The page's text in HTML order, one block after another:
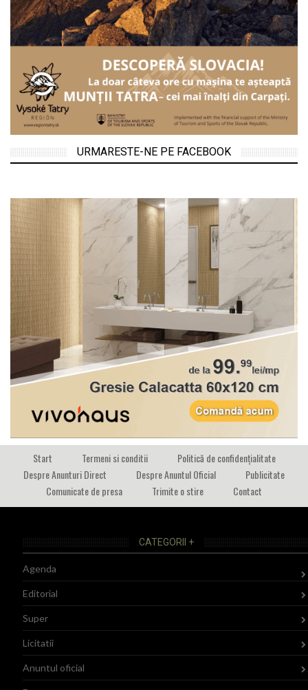
URMARESTE-NE PE FACEBOOK
Start Termeni si conditii
Politică de confidențialitate
Despre Anunturi Direct
Despre Anuntul Oficial
Publicitate
Comunicate de presa
Trimite o stire Contact
CATEGORII +
Agenda
Editorial
Super
Licitatii
Anuntul oficial